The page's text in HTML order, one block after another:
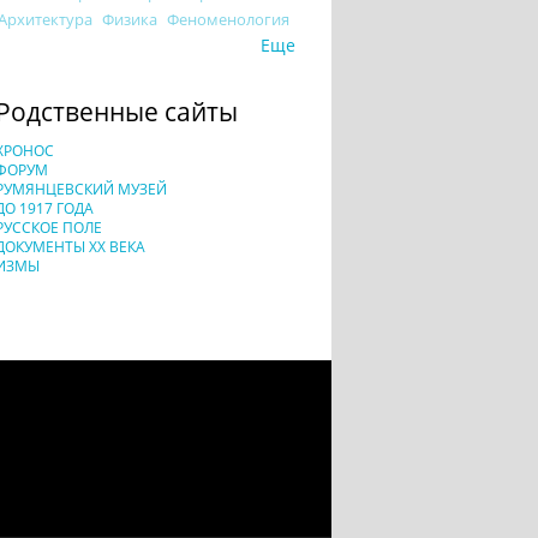
Физика Феноменология
Еще
сайты
МУЗЕЙ
1917 ГОДА
ПОЛЕ
XX ВЕКА